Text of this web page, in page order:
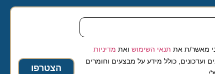
ת אתתנאי השימושואת מדיניות
כולל מידע על מבצעים וחומרים
הצטרפו